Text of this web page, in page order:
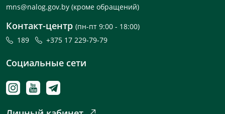
mns@nalog.gov.by (кроме обращений)
Контакт-центр (пн-пт 9:00 - 18:00)
189
+375 17 229-79-79
Социальные сети